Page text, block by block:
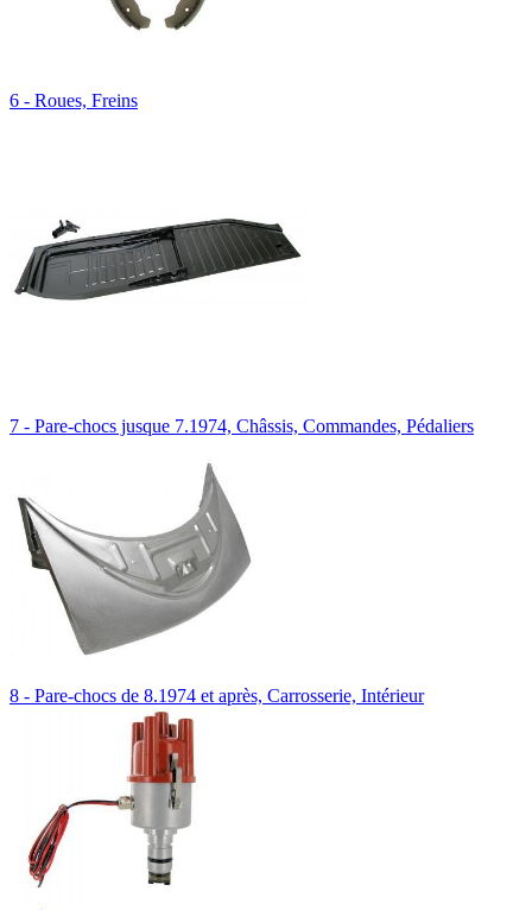
6 - Roues, Freins
7 - Pare-chocs jusque 7.1974, Châssis, Commandes, Pédaliers
8 - Pare-chocs de 8.1974 et après, Carrosserie, Intérieur